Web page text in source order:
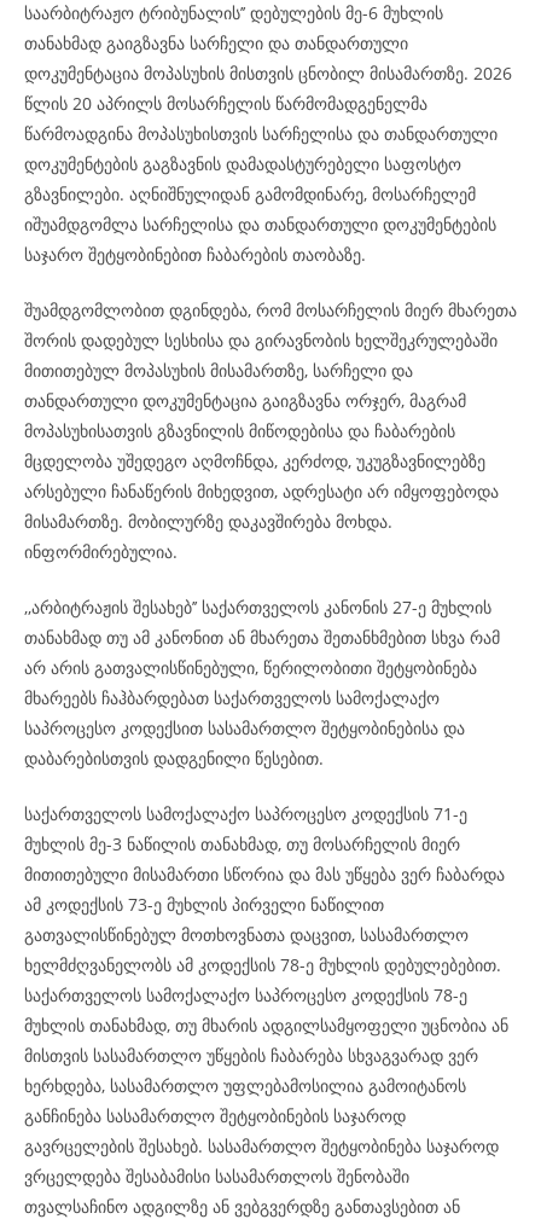
საარბიტრაჟო ტრიბუნალის’’ დებულების მე-6 მუხლის
თანახმად გაიგზავნა სარჩელი და თანდართული
დოკუმენტაცია მოპასუხის მისთვის ცნობილ მისამართზე. 2026
წლის 20 აპრილს მოსარჩელის წარმომადგენელმა
წარმოადგინა მოპასუხისთვის სარჩელისა და თანდართული
დოკუმენტების გაგზავნის დამადასტურებელი საფოსტო
გზავნილები. აღნიშნულიდან გამომდინარე, მოსარჩელემ
იშუამდგომლა სარჩელისა და თანდართული დოკუმენტების
საჯარო შეტყობინებით ჩაბარების თაობაზე.
შუამდგომლობით დგინდება, რომ მოსარჩელის მიერ მხარეთა
შორის დადებულ სესხისა და გირავნობის ხელშეკრულებაში
მითითებულ მოპასუხის მისამართზე, სარჩელი და
თანდართული დოკუმენტაცია გაიგზავნა ორჯერ, მაგრამ
მოპასუხისათვის გზავნილის მიწოდებისა და ჩაბარების
მცდელობა უშედეგო აღმოჩნდა, კერძოდ, უკუგზავნილებზე
არსებული ჩანაწერის მიხედვით, ადრესატი არ იმყოფებოდა
მისამართზე. მობილურზე დაკავშირება მოხდა.
ინფორმირებულია.
,,არბიტრაჟის შესახებ’’ საქართველოს კანონის 27-ე მუხლის
თანახმად თუ ამ კანონით ან მხარეთა შეთანხმებით სხვა რამ
არ არის გათვალისწინებული, წერილობითი შეტყობინება
მხარეებს ჩაჰბარდებათ საქართველოს სამოქალაქო
საპროცესო კოდექსით სასამართლო შეტყობინებისა და
დაბარებისთვის დადგენილი წესებით.
საქართველოს სამოქალაქო საპროცესო კოდექსის 71-ე
მუხლის მე-3 ნაწილის თანახმად, თუ მოსარჩელის მიერ
მითითებული მისამართი სწორია და მას უწყება ვერ ჩაბარდა
ამ კოდექსის 73-ე მუხლის პირველი ნაწილით
გათვალისწინებულ მოთხოვნათა დაცვით, სასამართლო
ხელმძღვანელობს ამ კოდექსის 78-ე მუხლის დებულებებით.
საქართველოს სამოქალაქო საპროცესო კოდექსის 78-ე
მუხლის თანახმად, თუ მხარის ადგილსამყოფელი უცნობია ან
მისთვის სასამართლო უწყების ჩაბარება სხვაგვარად ვერ
ხერხდება, სასამართლო უფლებამოსილია გამოიტანოს
განჩინება სასამართლო შეტყობინების საჯაროდ
გავრცელების შესახებ. სასამართლო შეტყობინება საჯაროდ
ვრცელდება შესაბამისი სასამართლოს შენობაში
თვალსაჩინო ადგილზე ან ვებგვერდზე განთავსებით ან